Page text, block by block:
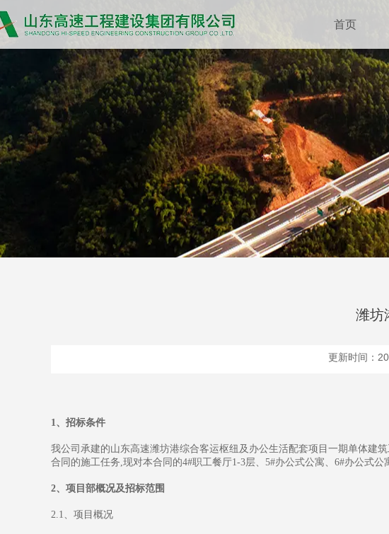
首页
潍坊
1、招标条件
我公司承建的山东高速潍坊港综合客运枢纽及办公生活配套项目一期单体建
合同的施工任务,现对本合同的4#职工餐厅1-3层、5#办公式公寓、6#办公式公
2、项目部概况及招标范围
2.1、项目概况
更新时间：